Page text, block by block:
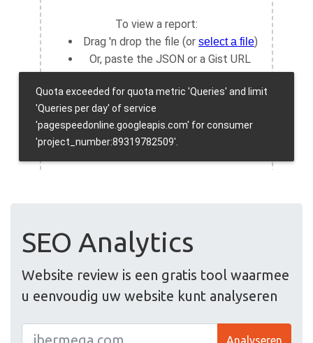
SEO Analytics
Website review is een gratis tool waarmee
u eenvoudig uw website kunt analyseren
Analyseren